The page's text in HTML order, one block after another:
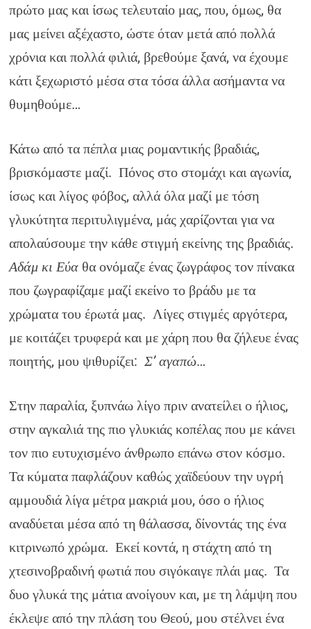
πρώτο μας και ίσως τελευταίο μας, που, όμως, θα
μας μείνει αξέχαστο, ώστε όταν μετά από πολλά
χρόνια και πολλά φιλιά, βρεθούμε ξανά, να έχουμε
κάτι ξεχωριστό μέσα στα τόσα άλλα ασήμαντα να
θυμηθούμε…
Κάτω από τα πέπλα μιας ρομαντικής βραδιάς,
βρισκόμαστε μαζί. Πόνος στο στομάχι και αγωνία,
ίσως και λίγος φόβος, αλλά όλα μαζί με τόση
γλυκύτητα περιτυλιγμένα, μάς χαρίζονται για να
απολαύσουμε την κάθε στιγμή εκείνης της βραδιάς.
Αδάμ κι Εύα θα ονόμαζε ένας ζωγράφος τον πίνακα
που ζωγραφίζαμε μαζί εκείνο το βράδυ με τα
χρώματα του έρωτά μας. Λίγες στιγμές αργότερα,
με κοιτάζει τρυφερά και με χάρη που θα ζήλευε ένας
ποιητής, μου ψιθυρίζει:Σ’ αγαπώ…
Στην παραλία, ξυπνάω λίγο πριν ανατείλει ο ήλιος,
στην αγκαλιά της πιο γλυκιάς κοπέλας που με κάνει
τον πιο ευτυχισμένο άνθρωπο επάνω στον κόσμο.
Τα κύματα παφλάζουν καθώς χαϊδεύουν την υγρή
αμμουδιά λίγα μέτρα μακριά μου, όσο ο ήλιος
αναδύεται μέσα από τη θάλασσα, δίνοντάς της ένα
κιτρινωπό χρώμα. Εκεί κοντά, η στάχτη από τη
χτεσινοβραδινή φωτιά που σιγόκαιγε πλάι μας. Τα
δυο γλυκά της μάτια ανοίγουν και, με τη λάμψη που
έκλεψε από την πλάση του Θεού, μου στέλνει ένα